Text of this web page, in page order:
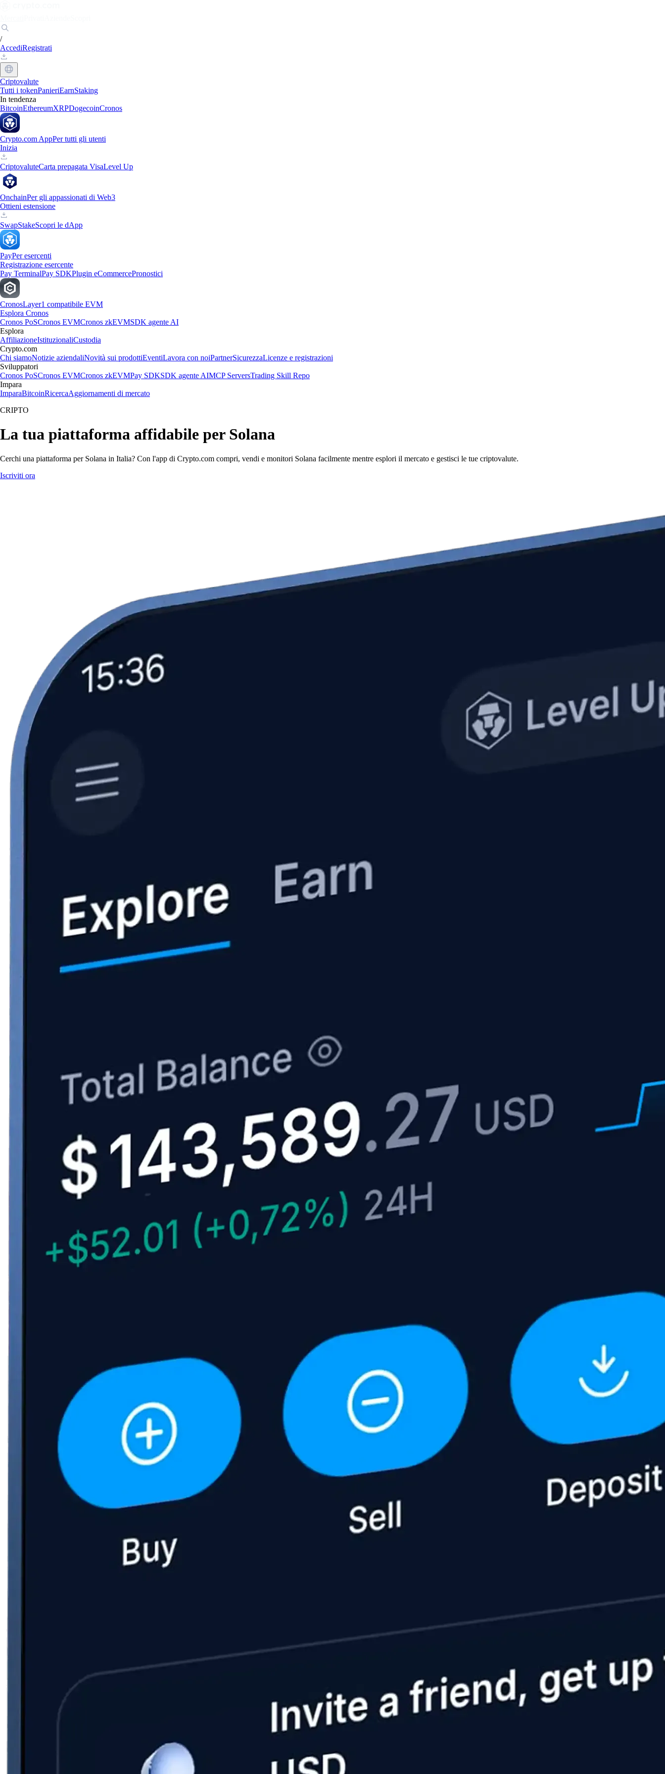
/
AccediRegistrati
Criptovalute
Tutti i tokenPanieriEarnStaking
In tendenza
BitcoinEthereumXRPDogecoinCronos
Crypto.com AppPer tutti gli utenti
Inizia
CriptovaluteCarta prepagata VisaLevel Up
OnchainPer gli appassionati di Web3
Ottieni estensione
SwapStakeScopri le dApp
PayPer esercenti
Registrazione esercente
Pay TerminalPay SDKPlugin eCommercePronostici
CronosLayer1 compatibile EVM
Esplora Cronos
Cronos PoSCronos EVMCronos zkEVMSDK agente AI
Esplora
AffiliazioneIstituzionaliCustodia
Crypto.com
Chi siamoNotizie aziendaliNovità sui prodottiEventiLavora con noiPartnerSicurezzaLicenze e registrazioni
Sviluppatori
Cronos PoSCronos EVMCronos zkEVMPay SDKSDK agente AIMCP ServersTrading Skill Repo
Impara
ImparaBitcoinRicercaAggiornamenti di mercato
CRIPTO
La tua piattaforma affidabile per Solana
Cerchi una piattaforma per Solana in Italia? Con l'app di Crypto.com compri, vendi e monitori Solana facilmente mentre esplori il mercato e gestisci le tue criptovalute.
Iscriviti ora